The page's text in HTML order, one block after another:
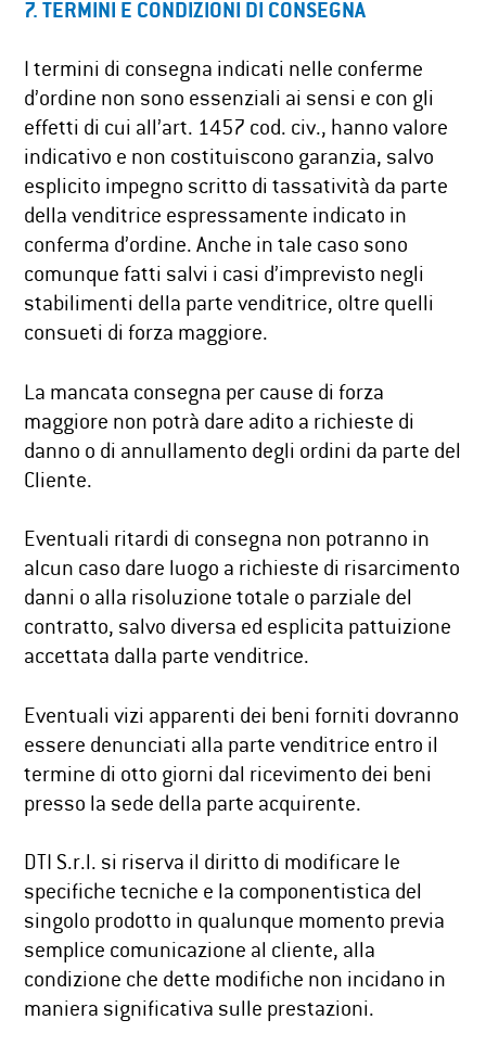
7. TERMINI E CONDIZIONI DI CONSEGNA
I termini di consegna indicati nelle conferme
d’ordine non sono essenziali ai sensi e con gli
effetti di cui all’art. 1457 cod. civ., hanno valore
indicativo e non costituiscono garanzia, salvo
esplicito impegno scritto di tassatività da parte
della venditrice espressamente indicato in
conferma d’ordine. Anche in tale caso sono
comunque fatti salvi i casi d’imprevisto negli
stabilimenti della parte venditrice, oltre quelli
consueti di forza maggiore.
La mancata consegna per cause di forza
maggiore non potrà dare adito a richieste di
danno o di annullamento degli ordini da parte del
Cliente.
Eventuali ritardi di consegna non potranno in
alcun caso dare luogo a richieste di risarcimento
danni o alla risoluzione totale o parziale del
contratto, salvo diversa ed esplicita pattuizione
accettata dalla parte venditrice.
Eventuali vizi apparenti dei beni forniti dovranno
essere denunciati alla parte venditrice entro il
termine di otto giorni dal ricevimento dei beni
presso la sede della parte acquirente.
DTI S.r.l. si riserva il diritto di modificare le
specifiche tecniche e la componentistica del
singolo prodotto in qualunque momento previa
semplice comunicazione al cliente, alla
condizione che dette modifiche non incidano in
maniera significativa sulle prestazioni.